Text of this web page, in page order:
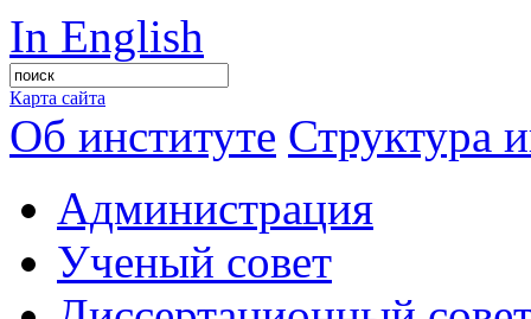
In English
Карта сайта
Об институте Структура
Администрация
Ученый совет